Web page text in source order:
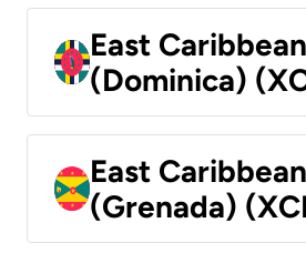
East
(Dominica)
East
(Grenada)